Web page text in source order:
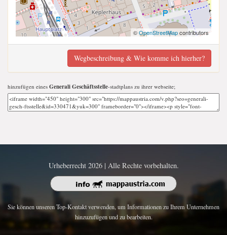
©OpenStreetMapcontributors
Wegbeschreibung & Wie komme ich hierher?
hinzufügen eines Generali Geschäftsstelle-stadtplans zu ihrer webseite;
Urheberrecht 2026 | Alle Rechte vorbehalten.
Sie können unseren Top-Kontakt verwenden, um Informationen zu Ihrem Unternehmen
hinzuzufügen und zu bearbeiten.